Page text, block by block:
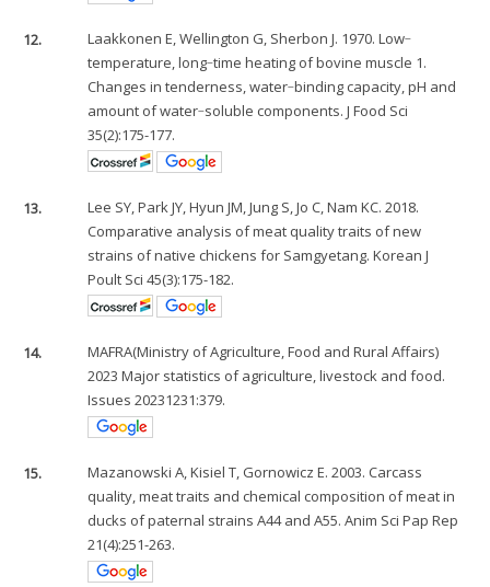
12.
Laakkonen E, Wellington G, Sherbon J. 1970. Low‐
temperature, long‐time heating of bovine muscle 1.
Changes in tenderness, water‐binding capacity, pH and
amount of water‐soluble components. J Food Sci
35(2):175-177.
13.
Lee SY, Park JY, Hyun JM, Jung S, Jo C, Nam KC. 2018.
Comparative analysis of meat quality traits of new
strains of native chickens for Samgyetang. Korean J
Poult Sci 45(3):175-182.
14.
MAFRA(Ministry of Agriculture, Food and Rural Affairs)
2023 Major statistics of agriculture, livestock and food.
Issues 20231231:379.
15.
Mazanowski A, Kisiel T, Gornowicz E. 2003. Carcass
quality, meat traits and chemical composition of meat in
ducks of paternal strains A44 and A55. Anim Sci Pap Rep
21(4):251-263.